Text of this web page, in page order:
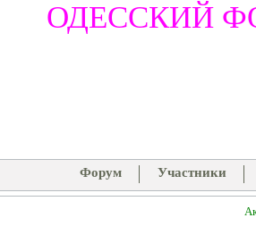
ОДЕССКИЙ
Форум Участники